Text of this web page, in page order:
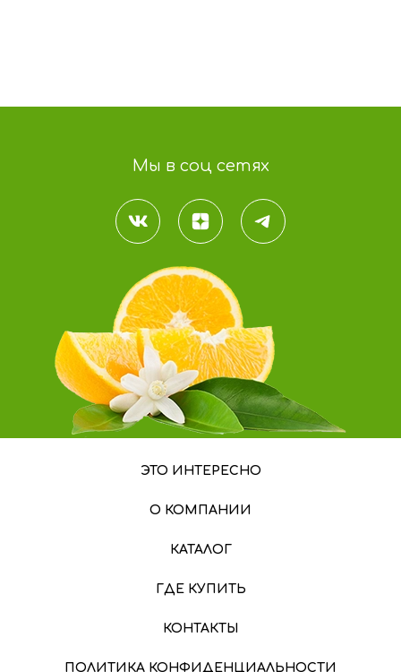
Мы в соц сетях
ЭТО ИНТЕРЕСНО
О КОМПАНИИ
КАТАЛОГ
ГДЕ КУПИТЬ
КОНТАКТЫ
ПОЛИТИКА КОНФИДЕНЦИАЛЬНОСТИ